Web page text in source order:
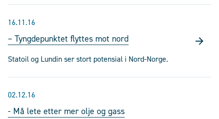
16.11.16
– Tyngdepunktet flyttes mot nord
Statoil og Lundin ser stort potensial i Nord-Norge.
02.12.16
- Må lete etter mer olje og gass